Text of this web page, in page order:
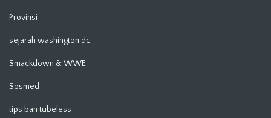
Provinsi
sejarah washington dc
Smackdown & WWE
Sosmed
tips ban tubeless